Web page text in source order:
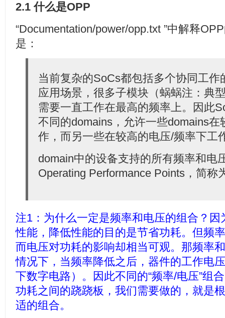
2.1 什么是OPP
“Documentation/power/opp.txt ”中解释
是：
当前复杂的SoCs都包括多个协同工
应用场景，很多子模块（蜗蜗注：典
需要一直工作在最高的频率上。因此
不同的domains，允许一些domains在
作，而另一些在较高的电压/频率下工
domain中的设备支持的所有频率和电
Operating Performance Points，简称
注1：为什么一定是频率和电压的组合？
性能，降低性能的目的是节省功耗。但频
而电压对功耗的影响却相当可观。那频率
情况下，当频率降低之后，器件的工作电
下数字电路）。因此不同的“频率/电压”组
功耗之间的跷跷板，我们需要做的，就是
适的组合。